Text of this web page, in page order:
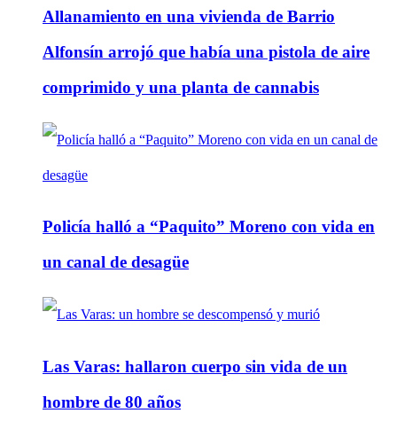
Allanamiento en una vivienda de Barrio
Alfonsín arrojó que había una pistola de aire
comprimido y una planta de cannabis
Policía halló a “Paquito” Moreno con vida en
un canal de desagüe
Las Varas: hallaron cuerpo sin vida de un
hombre de 80 años